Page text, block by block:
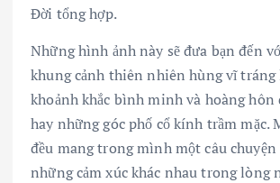
Đời tổng hợp.
Những hình ảnh này sẽ đưa bạn đến
khung cảnh thiên nhiên hùng vĩ tráng
khoảnh khắc bình minh và hoàng hôn
hay những góc phố cổ kính trầm mặc.
đều mang trong mình một câu
những cảm xúc khác nhau trong lòng